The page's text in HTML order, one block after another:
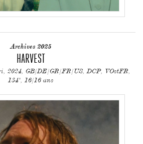
Archives 2025
HARVEST
2024, GB/DE/GR/FR/US, DCP, VOstFR,
134', 16/16 ans